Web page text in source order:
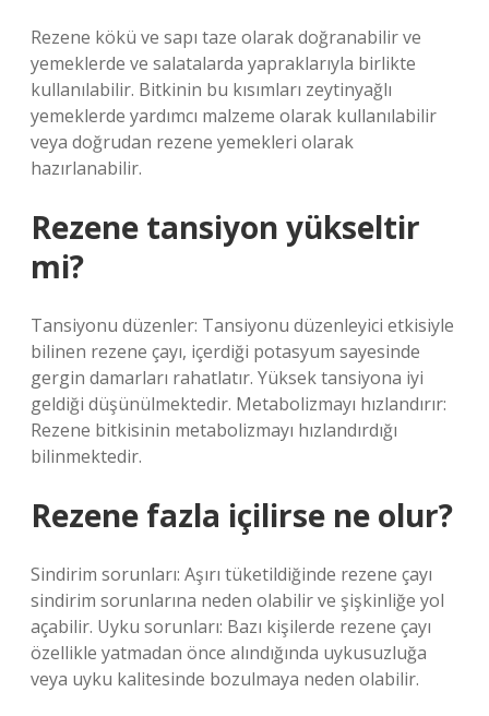
Rezene kökü ve sapı taze olarak doğranabilir ve
yemeklerde ve salatalarda yapraklarıyla birlikte
kullanılabilir. Bitkinin bu kısımları zeytinyağlı
yemeklerde yardımcı malzeme olarak kullanılabilir
veya doğrudan rezene yemekleri olarak
hazırlanabilir.
Rezene tansiyon yükseltir
mi?
Tansiyonu düzenler: Tansiyonu düzenleyici etkisiyle
bilinen rezene çayı, içerdiği potasyum sayesinde
gergin damarları rahatlatır. Yüksek tansiyona iyi
geldiği düşünülmektedir. Metabolizmayı hızlandırır:
Rezene bitkisinin metabolizmayı hızlandırdığı
bilinmektedir.
Rezene fazla içilirse ne olur?
Sindirim sorunları: Aşırı tüketildiğinde rezene çayı
sindirim sorunlarına neden olabilir ve şişkinliğe yol
açabilir. Uyku sorunları: Bazı kişilerde rezene çayı
özellikle yatmadan önce alındığında uykusuzluğa
veya uyku kalitesinde bozulmaya neden olabilir.